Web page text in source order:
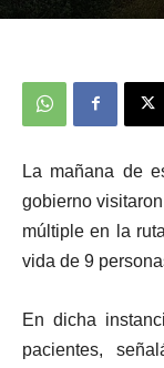
La mañana de
gobierno
múltiple en la
vida de 9
En dicha
pacientes,